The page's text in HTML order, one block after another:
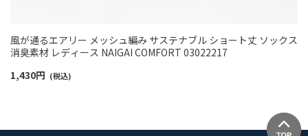
風が通るエアリー メッシュ編み サステナブル ショート丈 ソックス
消臭素材 レディース NAIGAI COMFORT 03022217
1,430円 (税込)